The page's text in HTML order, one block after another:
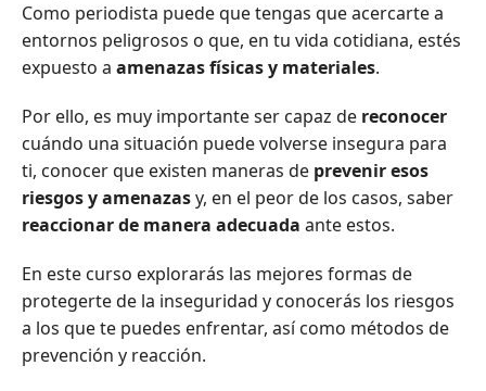
Como periodista puede que tengas que acercarte a
entornos peligrosos o que, en tu vida cotidiana, estés
expuesto a amenazas físicas y materiales.
Por ello, es muy importante ser capaz de reconocer
cuándo una situación puede volverse insegura para
ti, conocer que existen maneras de prevenir esos
riesgos y amenazasy, en el peor de los casos, saber
reaccionar de manera adecuada ante estos.
En este curso explorarás las mejores formas de
protegerte de la inseguridad y conocerás los riesgos
a los que te puedes enfrentar, así como métodos de
prevención y reacción.